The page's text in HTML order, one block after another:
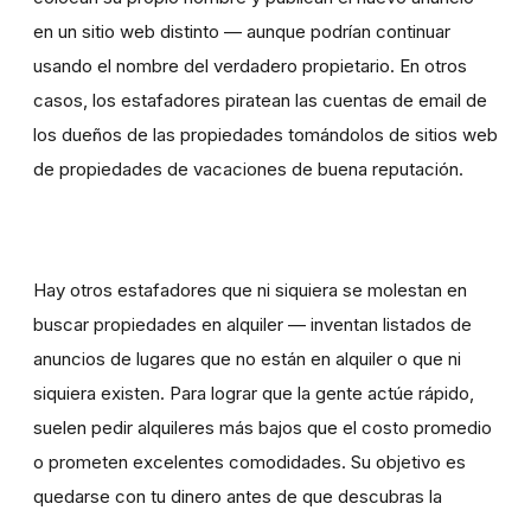
en un sitio web distinto — aunque podrían continuar
usando el nombre del verdadero propietario. En otros
casos, los estafadores piratean las cuentas de email de
los dueños de las propiedades tomándolos de sitios web
de propiedades de vacaciones de buena reputación.
Hay otros estafadores que ni siquiera se molestan en
buscar propiedades en alquiler — inventan listados de
anuncios de lugares que no están en alquiler o que ni
siquiera existen. Para lograr que la gente actúe rápido,
suelen pedir alquileres más bajos que el costo promedio
o prometen excelentes comodidades. Su objetivo es
quedarse con tu dinero antes de que descubras la